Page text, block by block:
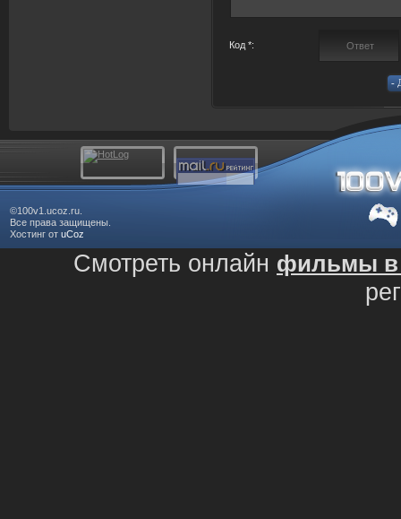
Код *:
©100v1.ucoz.ru.
Все права защищены.
Хостинг от uCoz
Смотреть онлайн фильмы в